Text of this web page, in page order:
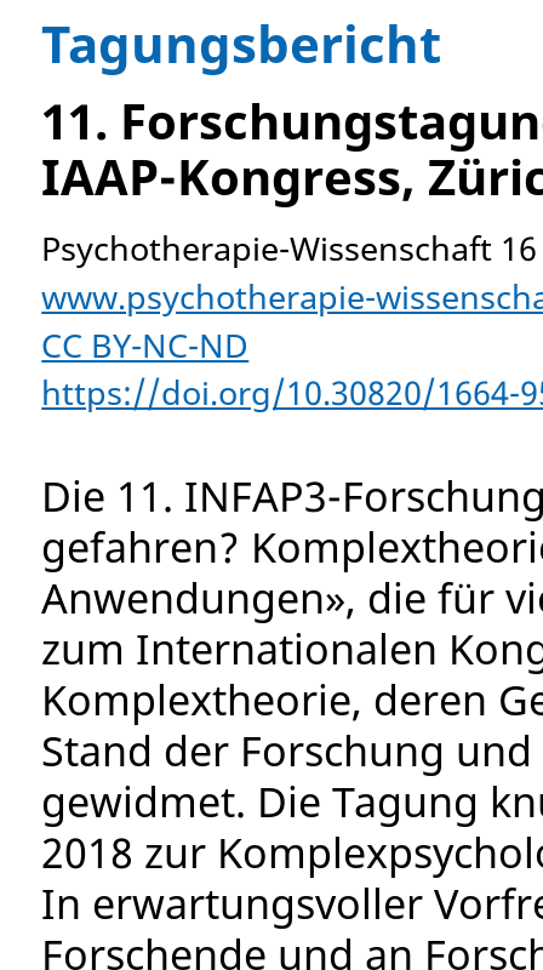
Tagungsbericht
11.
IAAP-Kongress,
Psychotherapie-Wissenschaft
www.psychotherapie-
CC BY-NC-ND
https://doi.org/10.30820/1664-
Die 11. INFAP3-
gefahren?
Anwendungen», die für
zum Internationalen
Komplextheorie, deren
Stand der Forschung
gewidmet. Die Tagung
2018 zur
In erwartungsvoller
Forschende und an